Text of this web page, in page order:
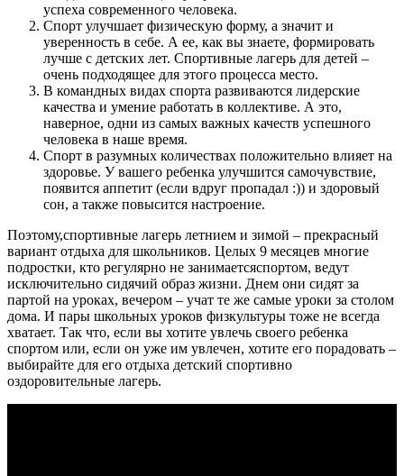
успеха современного человека.
Спорт улучшает физическую форму, а значит и
уверенность в себе. А ее, как вы знаете, формировать
лучше с детских лет. Спортивные лагерь для детей –
очень подходящее для этого процесса место.
В командных видах спорта развиваются лидерские
качества и умение работать в коллективе. А это,
наверное, одни из самых важных качеств успешного
человека в наше время.
Спорт в разумных количествах положительно влияет на
здоровье. У вашего ребенка улучшится самочувствие,
появится аппетит (если вдруг пропадал :)) и здоровый
сон, а также повысится настроение.
Поэтому,спортивные лагерь летнием и зимой – прекрасный
вариант отдыха для школьников. Целых 9 месяцев многие
подростки, кто регулярно не занимаетсяспортом, ведут
исключительно сидячий образ жизни. Днем они сидят за
партой на уроках, вечером – учат те же самые уроки за столом
дома. И пары школьных уроков физкультуры тоже не всегда
хватает. Так что, если вы хотите увлечь своего ребенка
спортом или, если он уже им увлечен, хотите его порадовать –
выбирайте для его отдыха детский спортивно
оздоровительные лагерь.